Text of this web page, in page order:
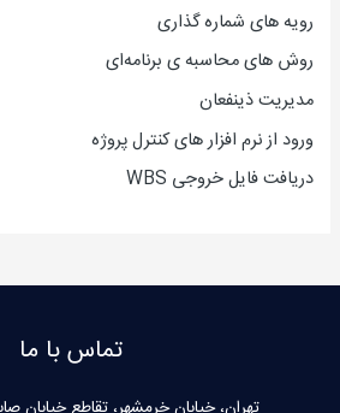
رویه های شماره گذاری
روش های محاسبه ی برنامه‌ای
مدیریت ذینفعان
ورود از نرم افزار های کنترل پروژه
دریافت فایل خروجی WBS
تماس با ما